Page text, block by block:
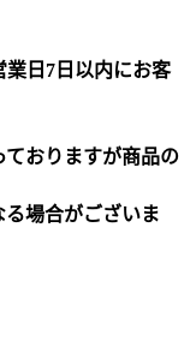
業日7日以内にお客
ておりますが商品の
場合がございま